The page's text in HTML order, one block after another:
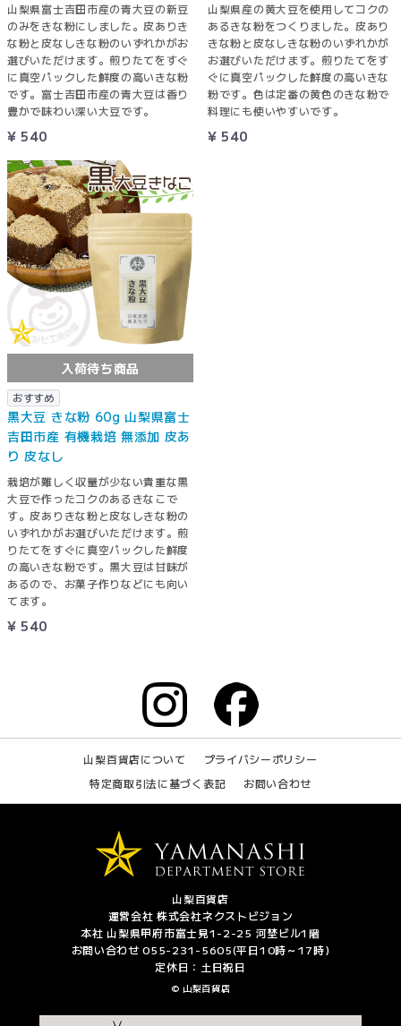
山梨県富士吉田市産の青大豆の新豆
のみをきな粉にしました。皮ありき
な粉と皮なしきな粉のいずれかがお
選びいただけます。煎りたてをすぐ
に真空パックした鮮度の高いきな粉
です。富士吉田市産の青大豆は香り
豊かで味わい深い大豆です。
¥ 540
山梨県産の黄大豆を使用してコクの
あるきな粉をつくりました。皮あり
きな粉と皮なしきな粉のいずれかが
お選びいただけます。煎りたてをす
ぐに真空パックした鮮度の高いきな
粉です。色は定番の黄色のきな粉で
料理にも使いやすいです。
¥ 540
入荷待ち商品
おすすめ
黒大豆 きな粉 60g 山梨県富士
吉田市産 有機栽培 無添加 皮あ
り 皮なし
栽培が難しく収量が少ない貴重な黒
大豆で作ったコクのあるきなこで
す。皮ありきな粉と皮なしきな粉の
いずれかがお選びいただけます。煎
りたてをすぐに真空パックした鮮度
の高いきな粉です。黒大豆は甘味が
あるので、お菓子作りなどにも向い
てます。
¥ 540
山梨百貨店について
プライバシーポリシー
特定商取引法に基づく表記
お問い合わせ
山梨百貨店
運営会社 株式会社ネクストビジョン
本社 山梨県甲府市富士見1-2-25 河埜ビル1階
お問い合わせ 055-231-5605(平日10時～17時)
定休日：土日祝日
© 山梨百貨店